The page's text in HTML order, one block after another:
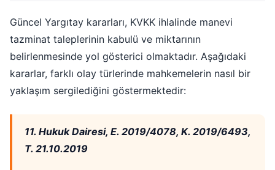
Güncel Yargıtay kararları, KVKK ihlalinde manevi
tazminat taleplerinin kabulü ve miktarının
belirlenmesinde yol gösterici olmaktadır. Aşağıdaki
kararlar, farklı olay türlerinde mahkemelerin nasıl bir
yaklaşım sergilediğini göstermektedir:
11. Hukuk Dairesi, E. 2019/4078, K. 2019/6493,
T. 21.10.2019